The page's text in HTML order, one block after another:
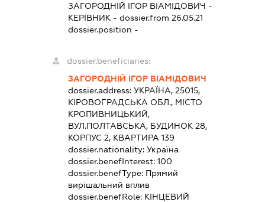
ЗАГОРОДНІЙ ІГОР ВІАМІДОВИЧ -
КЕРІВНИК - dossier.from 26.05.21
dossier.position -
dossier.beneficiaries:
ЗАГОРОДНІЙ ІГОР ВІАМІДОВИЧ
dossier.address: УКРАЇНА, 25015,
КІРОВОГРАДСЬКА ОБЛ., МІСТО
КРОПИВНИЦЬКИЙ,
ВУЛ.ПОЛТАВСЬКА, БУДИНОК 28,
КОРПУС 2, КВАРТИРА 139
dossier.nationality: Україна
dossier.benefInterest: 100
dossier.benefType: Прямий
вирішальний вплив
dossier.benefRole: КІНЦЕВИЙ